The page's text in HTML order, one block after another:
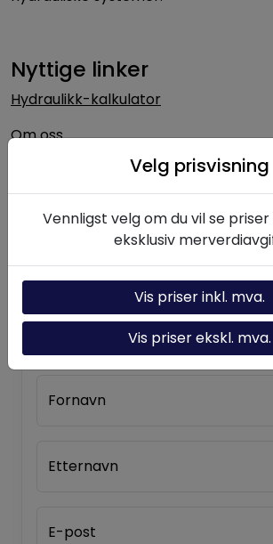
Nyttige linker
Hydraulikk-kalkulator
Om oss
Kontakt oss
Send oss en henvendelse, så tar vi
snart som mulig.
Fornavn
Etternavn
E-post
Velg prisvisning
Vennligst velg om du vil se
eksklusiv
Vis priser inkl. mva.
Vis priser ekskl. mva.